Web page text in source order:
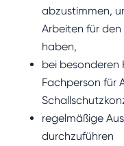
abzustimmen,
Arbeiten für den
haben,
bei besonderen
Fachperson für
regelmäßige
durchzuführen